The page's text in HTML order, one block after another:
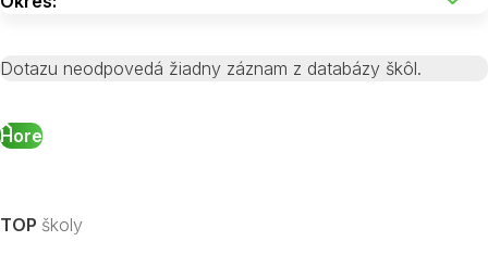
Dotazu neodpovedá žiadny záznam z databázy škôl.
Hore
TOP školy